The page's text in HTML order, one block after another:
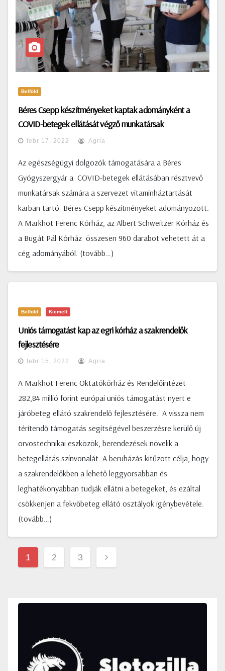
Belföld
Béres Csepp készítményeket kaptak adományként a
COVID-betegek ellátását végző munkatársak
febr 17, 2022 Agria
Az egészségügyi dolgozók támogatására a Béres
Gyógyszergyár a COVID-betegek ellátásában résztvevő
munkatársak számára a szervezet vitaminháztartását
karban tartó Béres Csepp készítményeket adományozott.
A Markhot Ferenc Kórház, az Albert Schweitzer Kórház és
a Bugát Pál Kórház összesen 960 darabot vehetett át a
cég adományából. (tovább…)
Belföld Kiemelt
Uniós támogatást kap az egri kórház a szakrendelők
fejlesztésére
febr 15, 2022 Agria
A Markhot Ferenc Oktatókórház és Rendelőintézet
282,84 millió forint európai uniós támogatást nyert e
járóbeteg ellátó szakrendelő fejlesztésére. A vissza nem
térítendő támogatás segítségével beszerzésre kerülő új
orvostechnikai eszközök, berendezések növelik a
betegellátás színvonalát. A beruházás kitűzött célja, hogy
a szakrendelőkben a lehető leggyorsabban és
leghatékonyabban tudják ellátni a betegeket, és ezáltal
csökkenjen a fekvőbeteg ellátó osztályok igénybevétele.
(tovább…)
Bejegyzések
lapozása
1 2 3